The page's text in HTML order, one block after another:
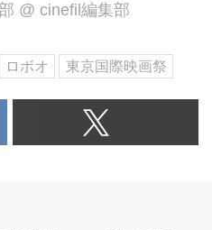
金)全国ロードショー
@ cinefil編集部
ロボオ 東京国際映画祭